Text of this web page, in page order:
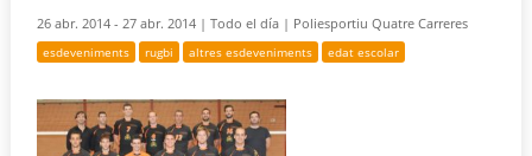
26 abr. 2014 - 27 abr. 2014 |Todo el día | Poliesportiu Quatre Carreres
esdeveniments rugbi altres esdeveniments edat escolar